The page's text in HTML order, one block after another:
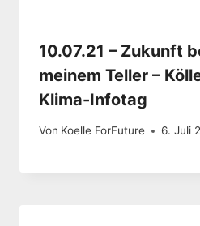
10.07.21 – Zukunft
meinem Teller –
Klima-Infotag
Von Koelle ForFuture 6. Juli